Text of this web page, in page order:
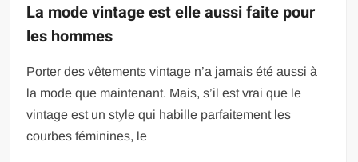
La mode vintage est elle aussi faite pour
les hommes
Porter des vêtements vintage n’a jamais été aussi à
la mode que maintenant. Mais, s’il est vrai que le
vintage est un style qui habille parfaitement les
courbes féminines, le